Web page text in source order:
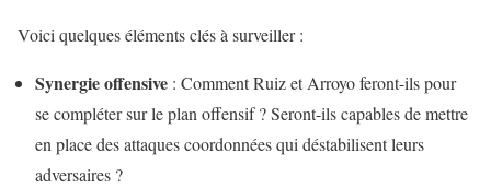
Voici quelques éléments clés à surveiller :
Synergie offensive : Comment Ruiz et Arroyo feront-ils pour
se compléter sur le plan offensif ? Seront-ils capables de mettre
en place des attaques coordonnées qui déstabilisent leurs
adversaires ?